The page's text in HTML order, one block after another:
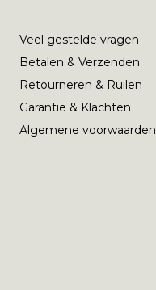
Veel gestelde vragen
Betalen & Verzenden
Retourneren & Ruilen
Garantie & Klachten
Algemene voorwaarden